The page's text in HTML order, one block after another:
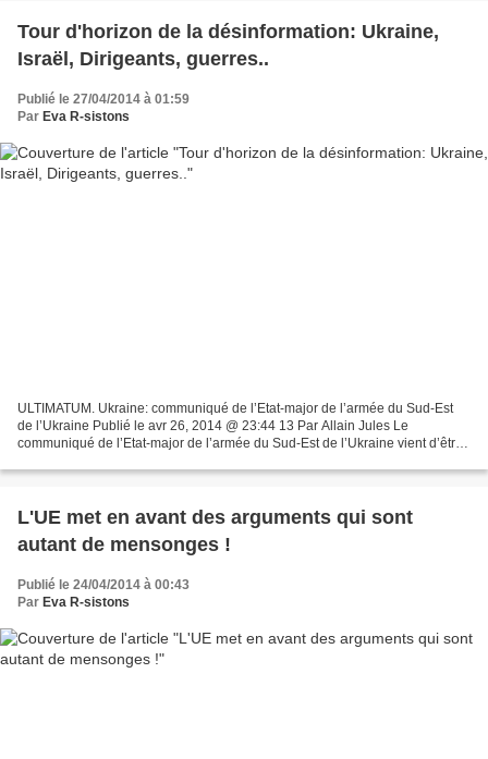
Tour d'horizon de la désinformation: Ukraine,
Israël, Dirigeants, guerres..
Publié le 27/04/2014 à 01:59
Par Eva R-sistons
ULTIMATUM. Ukraine: communiqué de l’Etat-major de l’armée du Sud-Est
de l’Ukraine Publié le avr 26, 2014 @ 23:44 13 Par Allain Jules Le
communiqué de l’Etat-major de l’armée du Sud-Est de l’Ukraine vient d’être
L'UE met en avant des arguments qui sont
autant de mensonges !
Publié le 24/04/2014 à 00:43
Par Eva R-sistons